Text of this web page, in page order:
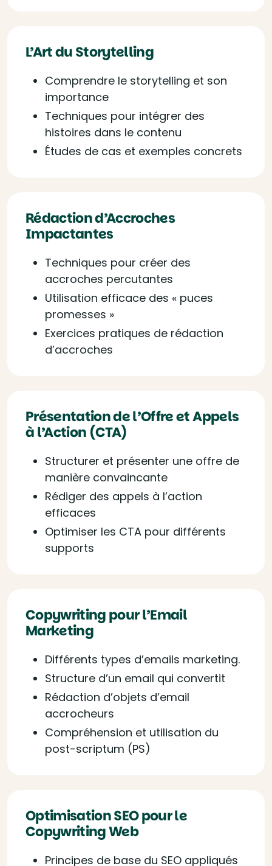
L’Art du Storytelling
Comprendre le storytelling et son
importance
Techniques pour intégrer des
histoires dans le contenu
Études de cas et exemples concrets
Rédaction d’Accroches
Impactantes
Techniques pour créer des
accroches percutantes
Utilisation efficace des « puces
promesses »
Exercices pratiques de rédaction
d’accroches
Présentation de l’Offre et Appels
à l’Action (CTA)
Structurer et présenter une offre de
manière convaincante
Rédiger des appels à l’action
efficaces
Optimiser les CTA pour différents
supports
Copywriting pour l’Email
Marketing
Différents types d’emails marketing.
Structure d’un email qui convertit
Rédaction d’objets d’email
accrocheurs
Compréhension et utilisation du
post-scriptum (PS)
Optimisation SEO pour le
Copywriting Web
Principes de base du SEO appliqués